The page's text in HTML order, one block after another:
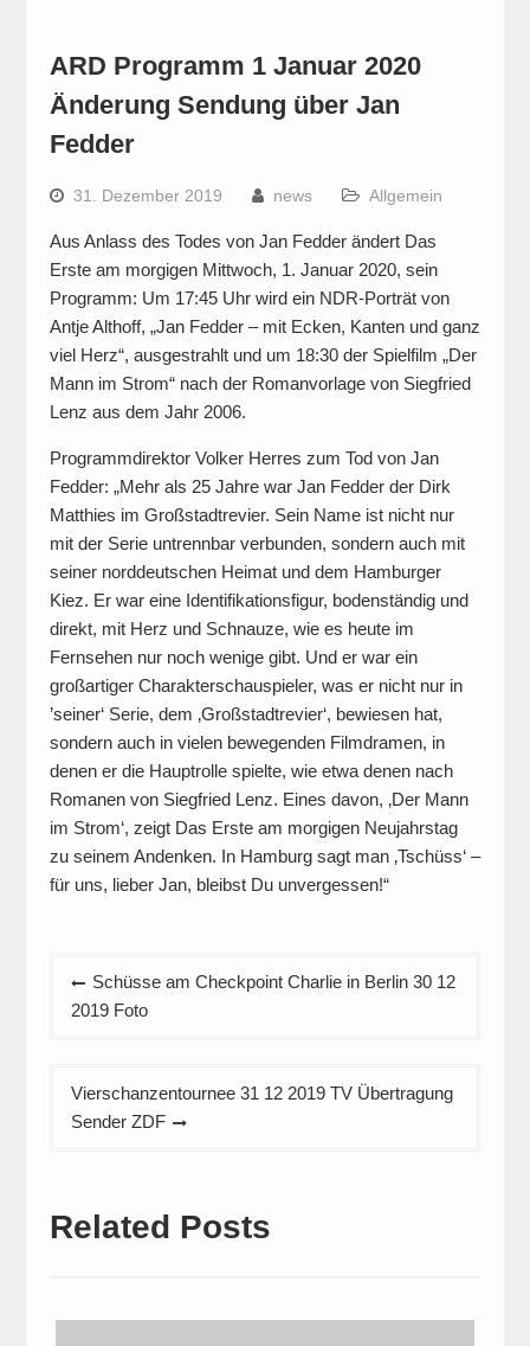
ARD Programm 1 Januar 2020
Änderung Sendung über Jan
Fedder
31. Dezember 2019 news Allgemein
Aus Anlass des Todes von Jan Fedder ändert Das
Erste am morgigen Mittwoch, 1. Januar 2020, sein
Programm: Um 17:45 Uhr wird ein NDR-Porträt von
Antje Althoff, „Jan Fedder – mit Ecken, Kanten und ganz
viel Herz“, ausgestrahlt und um 18:30 der Spielfilm „Der
Mann im Strom“ nach der Romanvorlage von Siegfried
Lenz aus dem Jahr 2006.
Programmdirektor Volker Herres zum Tod von Jan
Fedder: „Mehr als 25 Jahre war Jan Fedder der Dirk
Matthies im Großstadtrevier. Sein Name ist nicht nur
mit der Serie untrennbar verbunden, sondern auch mit
seiner norddeutschen Heimat und dem Hamburger
Kiez. Er war eine Identifikationsfigur, bodenständig und
direkt, mit Herz und Schnauze, wie es heute im
Fernsehen nur noch wenige gibt. Und er war ein
großartiger Charakterschauspieler, was er nicht nur in
’seiner‘ Serie, dem ‚Großstadtrevier‘, bewiesen hat,
sondern auch in vielen bewegenden Filmdramen, in
denen er die Hauptrolle spielte, wie etwa denen nach
Romanen von Siegfried Lenz. Eines davon, ‚Der Mann
im Strom‘, zeigt Das Erste am morgigen Neujahrstag
zu seinem Andenken. In Hamburg sagt man ‚Tschüss‘ –
für uns, lieber Jan, bleibst Du unvergessen!“
Beitragsnavigation
Schüsse am Checkpoint Charlie in Berlin 30 12
2019 Foto
Vierschanzentournee 31 12 2019 TV Übertragung
Sender ZDF
Related Posts